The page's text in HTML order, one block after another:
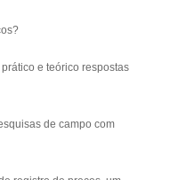
e teórico respostas
de campo com